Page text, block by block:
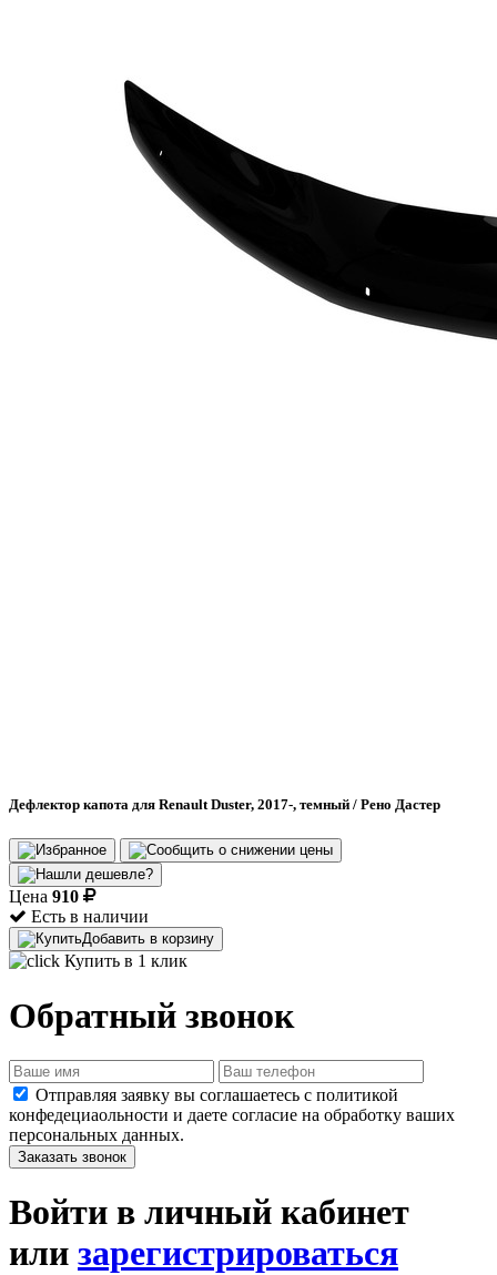
Дефлектор капота для Renault Duster, 2017-, темный / Рено Дастер
Цена 910
Есть в наличии
Добавить в корзину
Купить в 1 клик
Обратный звонок
Отправляя заявку вы соглашаетесь с политикой
конфедециаольности и даете согласие на обработку ваших
персональных данных.
Заказать звонок
Войти в личный кабинет
или зарегистрироваться